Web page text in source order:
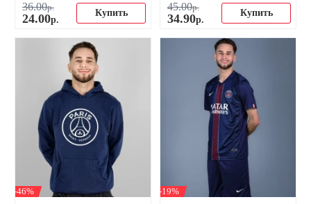
36.00р.
24.00р.
Купить
45.00р.
34.90р.
Купить
-46%
-19%